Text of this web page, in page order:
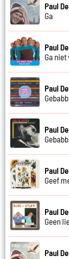
Paul
Ga
Paul
Ga niet
Paul
Paul
Paul
Geef
Paul
Geen
Paul